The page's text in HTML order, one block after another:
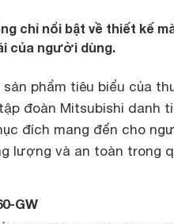
chỉ nổi bật về thiết kế
của người dùng.
phẩm tiêu biểu của
đoàn Mitsubishi danh
đích mang đến cho
lượng và an toàn trong
GW